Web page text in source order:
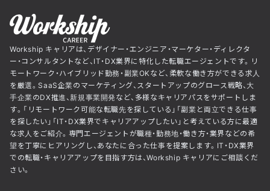
Workship キャリアは、デザイナー・エンジニア・マーケター・ディレクタ
ー・コンサルタントなど、IT・DX業界に特化した転職エージェントです。リ
モートワーク・ハイブリッド勤務・副業OKなど、柔軟な働き方ができる求人
を厳選。SaaS企業のマーケティング、スタートアップのグロース戦略、大
手企業のDX推進、新規事業開発など、多様なキャリアパスをサポートしま
す。「リモートワーク可能な転職先を探している」「副業と両立できる仕事
を探したい」「IT・DX業界でキャリアアップしたい」と考えている方に最適
な求人をご紹介。専門エージェントが職種・勤務地・働き方・業界などの希
望を丁寧にヒアリングし、あなたに合った仕事を提案します。IT・DX業界
での転職・キャリアアップを目指す方は、Workship キャリアにご相談くだ
さい。